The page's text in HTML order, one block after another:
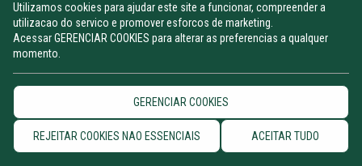
Zero73 Leonardo Silva Souza
Adulto / Masculino / Pesado (91,50kg) TOTAL:5
Agnaldo Goes Gabriel Ribeiro Teixeira
Utilizamos cookies para ajudar este site a funcionar, compreender a
utilizacao do servico e promover esforcos de marketing.
Acessar GERENCIAR COOKIES para alterar as preferencias a qualquer
momento.
GERENCIAR COOKIES
REJEITAR COOKIES NAO ESSENCIAIS ACEITAR TUDO